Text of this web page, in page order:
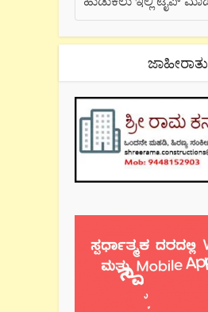
ಜಾಹೀರಾತು